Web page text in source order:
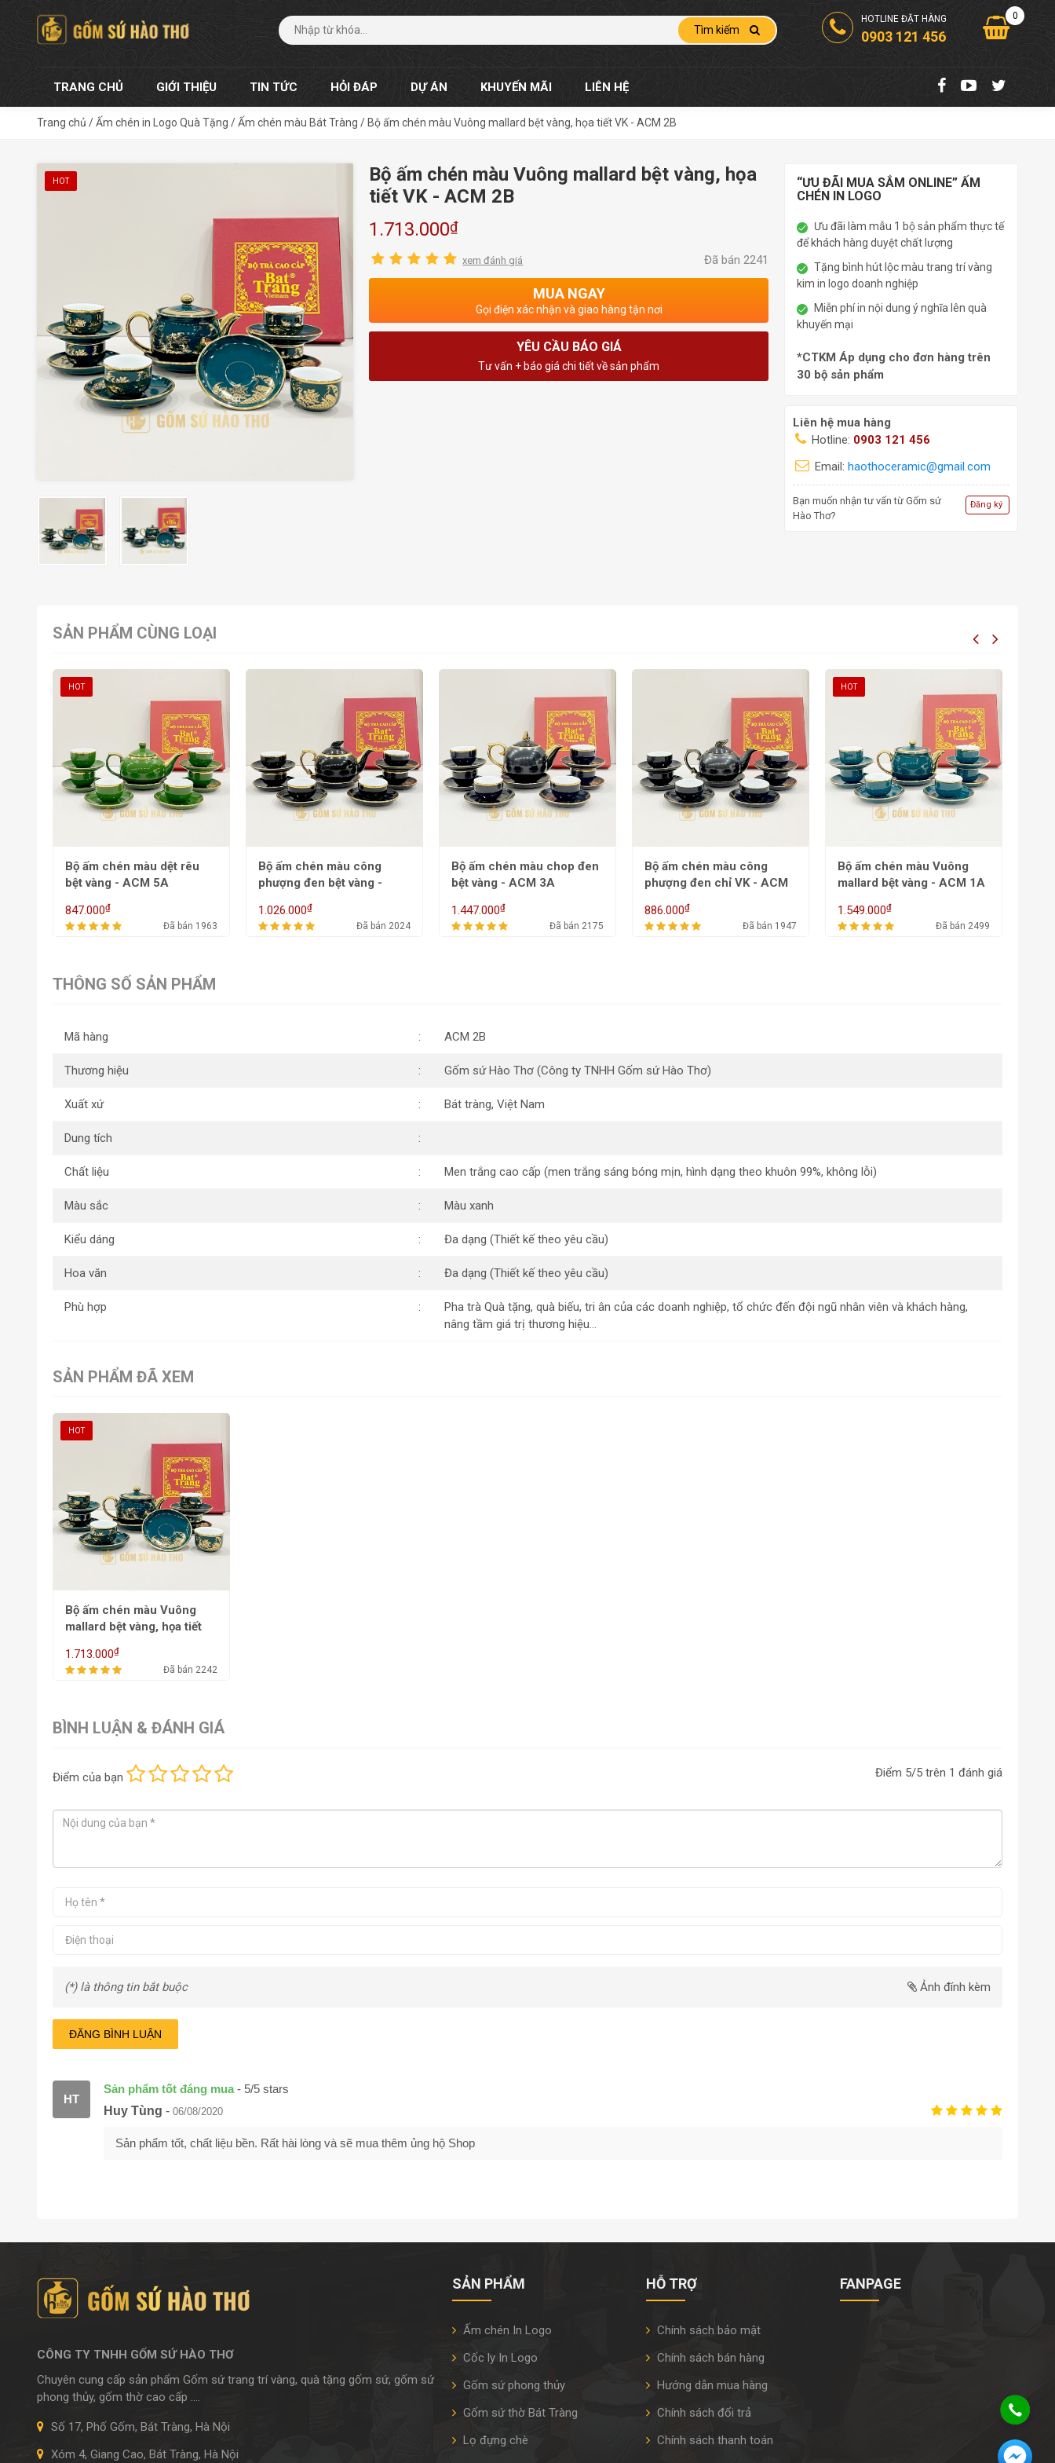
Tìm kiếm
HOTLINE ĐẶT HÀNG
0903 121 456
0
TRANG CHỦ GIỚI THIỆU TIN TỨC HỎI ĐÁP DỰ ÁN KHUYẾN MÃI LIÊN HỆ
Trang chủ /Ấm chén in Logo Quà Tặng /Ấm chén màu Bát Tràng / Bộ ấm chén màu Vuông mallard bệt vàng, họa tiết VK - ACM 2B
HOT
Bộ ấm chén màu Vuông mallard bệt vàng, họa
tiết VK - ACM 2B
1.713.000₫
xem đánh giá Đã bán 2241
MUA NGAY
Gọi điện xác nhận và giao hàng tận nơi
YÊU CẦU BÁO GIÁ
Tư vấn + báo giá chi tiết về sản phẩm
“ƯU ĐÃI MUA SẮM ONLINE” ẤM
CHÉN IN LOGO
Ưu đãi làm mẫu 1 bộ sản phẩm thực tế
để khách hàng duyệt chất lượng
Tặng bình hút lộc màu trang trí vàng
kim in logo doanh nghiệp
Miễn phí in nội dung ý nghĩa lên quà
khuyến mại
*CTKM Áp dụng cho đơn hàng trên
30 bộ sản phẩm
Liên hệ mua hàng
Hotline: 0903 121 456
Email:haothoceramic@gmail.com
Bạn muốn nhận tư vấn từ Gốm sứ
Hào Thơ?
Đăng ký
SẢN PHẨM CÙNG LOẠI
Bộ ấm chén màu công
phượng đen bệt vàng -
1.026.000
Đã bán 2024
Bộ ấm chén màu chop đen
bệt vàng - ACM 3A
1.447.000₫
Đã bán 2175
Bộ ấm chén màu công
phượng đen chỉ VK - ACM
886.000₫
Đã bán 1947
Bộ ấm chén màu Vuông
mallard bệt vàng - ACM 1A
1.549.000
Đã bán 2499
HOT
Bộ ấm chén màu Phú quý
chỉ VK - ACM 7B
1.086.000₫
Đã bán 2454
THÔNG SỐ SẢN PHẨM
Mã hàng ACM 2B
Thương hiệu Gốm sứ Hào Thơ (Công ty TNHH Gốm sứ Hào Thơ)
Xuất xứ Bát tràng, Việt Nam
Dung tích
Chất liệu Men trắng cao cấp (men trắng sáng bóng mịn, hình dạng theo khuôn 99%, không lỗi)
Màu sắc Màu xanh
Kiểu dáng Đa dạng (Thiết kế theo yêu cầu)
Hoa văn Đa dạng (Thiết kế theo yêu cầu)
Phù hợp
Pha trà Quà tặng, quà biếu, tri ân của các doanh nghiệp, tổ chức đến đội ngũ nhân viên và khách hàng,
nâng tầm giá trị thương hiệu…
SẢN PHẨM ĐÃ XEM
HOT
Bộ ấm chén màu Vuông
mallard bệt vàng, họa tiết
1.713.000₫
Đã bán 2242
BÌNH LUẬN & ĐÁNH GIÁ
Điểm của bạn Điểm 5/5 trên 1 đánh giá
(*) là thông tin bắt buộc Ảnh đính kèm
ĐĂNG BÌNH LUẬN
Sản phẩm tốt đáng mua- 5/5 stars
HT
Huy Tùng - 06/08/2020
Sản phẩm tốt, chất liệu bền. Rất hài lòng và sẽ mua thêm ủng hộ Shop
CÔNG TY TNHH GỐM SỨ HÀO THƠ
Chuyên cung cấp sản phẩm Gốm sứ trang trí vàng, quà tặng gốm sứ, gốm sứ
phong thủy, gốm thờ cao cấp ....
Số 17, Phố Gốm, Bát Tràng, Hà Nội
Xóm 4, Giang Cao, Bát Tràng, Hà Nội
SẢN PHẨM
Ấm chén In Logo
Cốc ly In Logo
Gốm sứ phong thủy
Gốm sứ thờ Bát Tràng
Lọ đựng chè
HỖ TRỢ
Chính sách bảo mật
Chính sách bán hàng
Hướng dẫn mua hàng
Chính sách đổi trả
Chính sách thanh toán
FANPAGE